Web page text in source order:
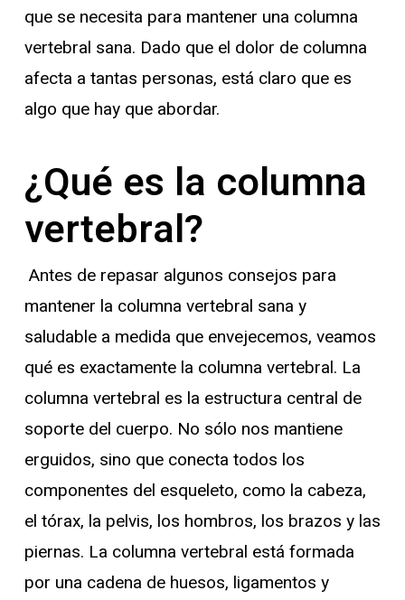
que se necesita para mantener una columna
vertebral sana. Dado que el dolor de columna
afecta a tantas personas, está claro que es
algo que hay que abordar.
¿Qué es la columna
vertebral?
Antes de repasar algunos consejos para
mantener la columna vertebral sana y
saludable a medida que envejecemos, veamos
qué es exactamente la columna vertebral. La
columna vertebral es la estructura central de
soporte del cuerpo. No sólo nos mantiene
erguidos, sino que conecta todos los
componentes del esqueleto, como la cabeza,
el tórax, la pelvis, los hombros, los brazos y las
piernas. La columna vertebral está formada
por una cadena de huesos, ligamentos y